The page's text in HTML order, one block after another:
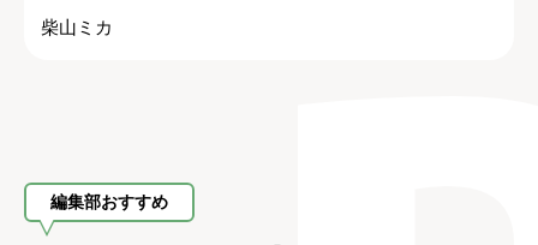
柴山ミカ
編集部おすすめ